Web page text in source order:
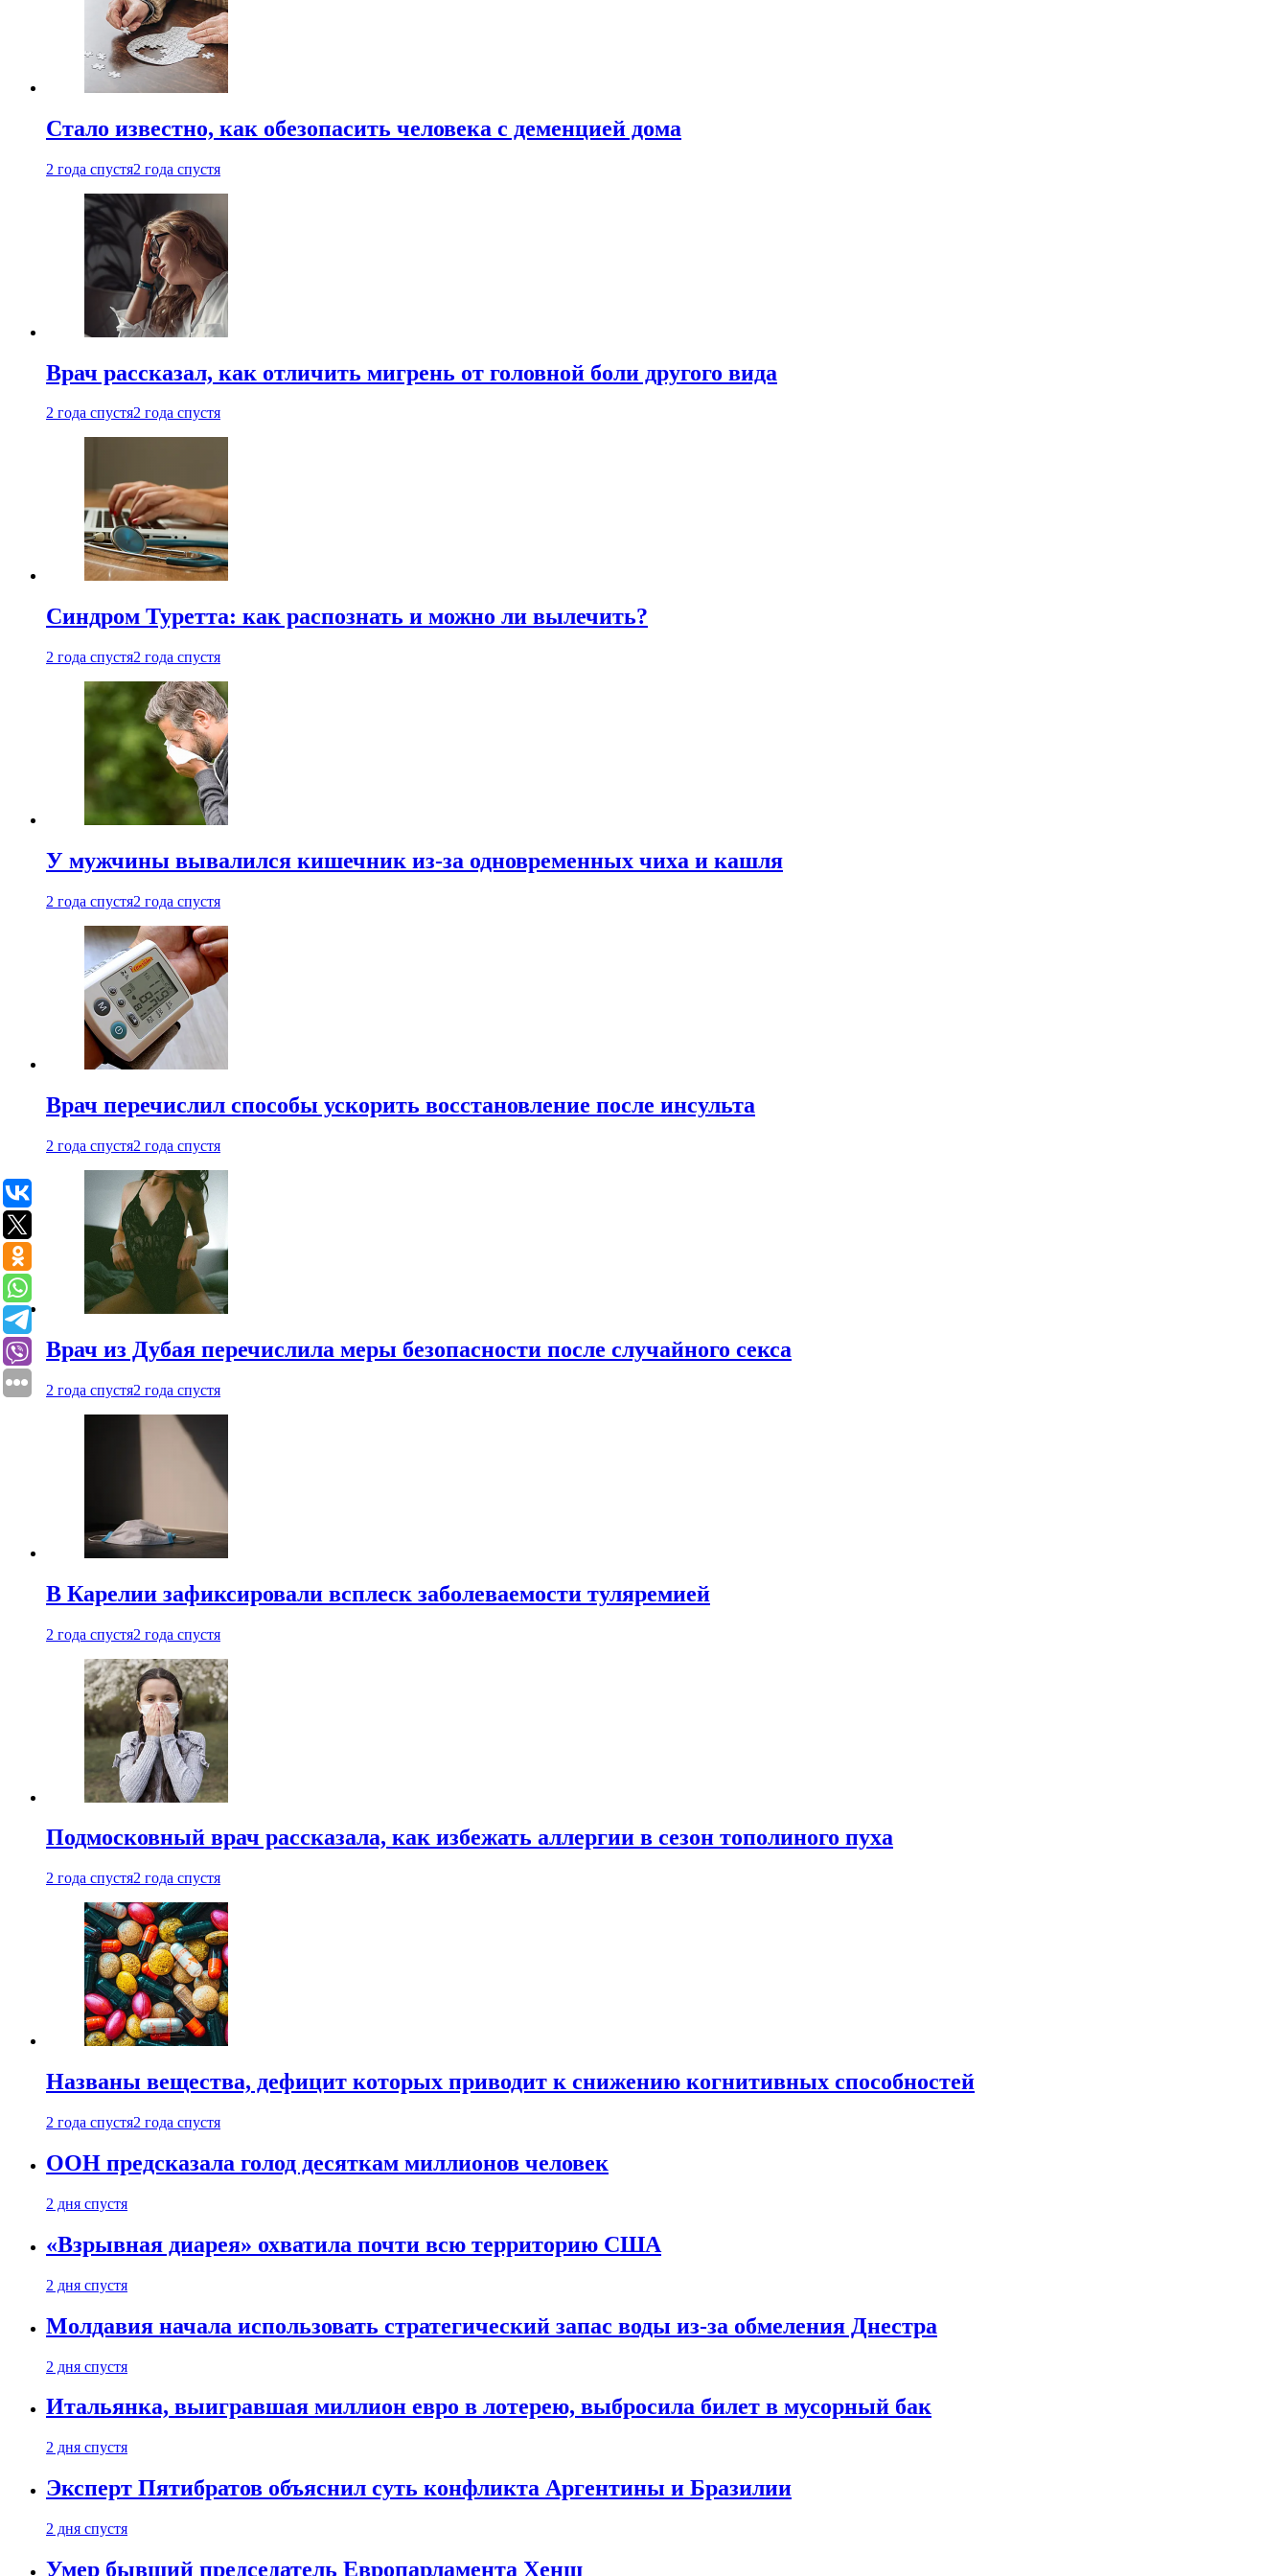
Стало известно, как обезопасить человека с деменцией дома
2 года спустя2 года спустя
Врач рассказал, как отличить мигрень от головной боли другого вида
2 года спустя2 года спустя
Синдром Туретта: как распознать и можно ли вылечить?
2 года спустя2 года спустя
У мужчины вывалился кишечник из-за одновременных чиха и кашля
2 года спустя2 года спустя
Врач перечислил способы ускорить восстановление после инсульта
2 года спустя2 года спустя
Врач из Дубая перечислила меры безопасности после случайного секса
2 года спустя2 года спустя
В Карелии зафиксировали всплеск заболеваемости туляремией
2 года спустя2 года спустя
Подмосковный врач рассказала, как избежать аллергии в сезон тополиного пуха
2 года спустя2 года спустя
Названы вещества, дефицит которых приводит к снижению когнитивных способностей
2 года спустя2 года спустя
ООН предсказала голод десяткам миллионов человек
2 дня спустя
«Взрывная диарея» охватила почти всю территорию США
2 дня спустя
Молдавия начала использовать стратегический запас воды из-за обмеления Днестра
2 дня спустя
Итальянка, выигравшая миллион евро в лотерею, выбросила билет в мусорный бак
2 дня спустя
Эксперт Пятибратов объяснил суть конфликта Аргентины и Бразилии
2 дня спустя
Умер бывший председатель Европарламента Хенш